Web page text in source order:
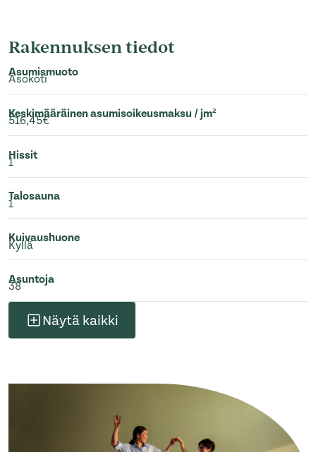
Rakennuksen tiedot
Asumismuoto
Asokoti
Keskimääräinen asumisoikeusmaksu / jm²
516,45€
Hissit
1
Talosauna
1
Kuivaushuone
Kyllä
Asuntoja
38
Näytä kaikki